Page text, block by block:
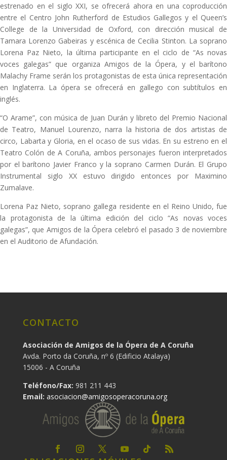
estrenado en el siglo XXI, se ofrecerá ahora en una coproducción
entre el Centro John Rutherford de Estudios Gallegos y el Queen’s
College de la Universidad de Oxford, con dirección musical de
Tamara Lorenzo Gabeiras y escénica de Cecilia Stinton. La soprano
Lorena Paz Nieto, la última participante en el ciclo de “As novas
voces galegas” que organiza Amigos de la Ópera, y el barítono
Malachy Frame serán los protagonistas de esta única representación
en Inglaterra. La ópera se ofrecerá en gallego con subtítulos en
inglés.
“O Arame”, con música de Juan Durán y libreto del Premio Nacional
de Teatro, Manuel Lourenzo, narra la historia de dos artistas de
circo, Labarta y Gloria, en el ocaso de sus vidas. En su estreno en el
Teatro Colón de A Coruña, ambos personajes fueron interpretados
por el barítono Javier Franco y la soprano Carmen Durán. El Grupo
Instrumental siglo XX estuvo dirigido entonces por Maximino
Zumalave.
Lorena Paz Nieto, soprano gallega residente en el Reino Unido, fue
la protagonista de la última edición del ciclo “As novas voces
galegas”, que Amigos de la Ópera celebró el pasado 3 de noviembre
en el Auditorio de Afundación.
CONTACTO
Asociación de Amigos de la Ópera de A Coruña
Avda. Porto da Coruña, nº 6 (Edificio Atalaya)
15006 - A Coruña
Teléfono/Fax: 981 211 443
Email: asociacion@amigosoperacoruna.org